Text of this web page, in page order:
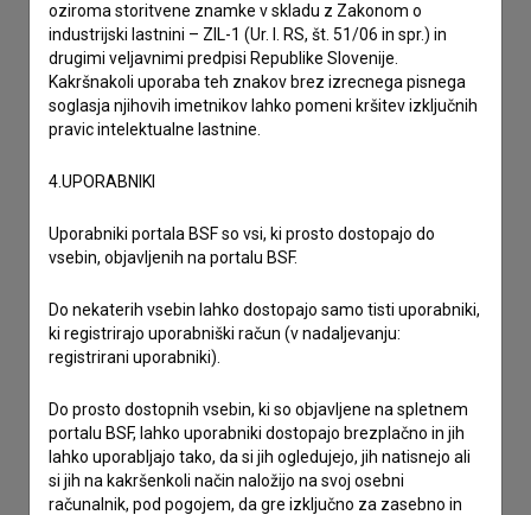
Sprejemamsplošne pogojein dajemsoglasje
zbiranje, hrambo in obdelavo osebnih podatkov.
oziroma storitvene znamke v skladu z Zakonom o
industrijski lastnini – ZIL-1 (Ur. l. RS, št. 51/06 in spr.) in
drugimi veljavnimi predpisi Republike Slovenije.
Kakršnakoli uporaba teh znakov brez izrecnega pisnega
soglasja njihovih imetnikov lahko pomeni kršitev izključnih
pravic intelektualne lastnine.
4.UPORABNIKI
Uporabniki portala BSF so vsi, ki prosto dostopajo do
vsebin, objavljenih na portalu BSF.
Do nekaterih vsebin lahko dostopajo samo tisti uporabniki,
ki registrirajo uporabniški račun (v nadaljevanju:
registrirani uporabniki).
Do prosto dostopnih vsebin, ki so objavljene na spletnem
portalu BSF, lahko uporabniki dostopajo brezplačno in jih
lahko uporabljajo tako, da si jih ogledujejo, jih natisnejo ali
si jih na kakršenkoli način naložijo na svoj osebni
računalnik, pod pogojem, da gre izključno za zasebno in